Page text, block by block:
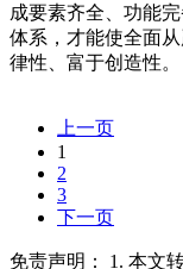
成要素齐全、功能
体系，才能使全面
律性、富于创造性。
上一页
1
2
3
下一页
免责声明： 1. 本文